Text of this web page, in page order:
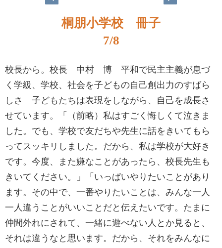
桐朋小学校 冊子
7/8
校長から。校長 中村 博 平和で民主主義が息づ
く学級、学校、社会を子どもの自己創出力のすばら
しさ 子どもたちは表現をしながら、自己を成長さ
せています。「（前略）私はすごく悔しくて泣きま
した。でも、学校で友だちや先生に話をきいてもら
ってスッキリしました。だから、私は学校が大好き
です。今度、また嫌なことがあったら、校長先生も
きいてください。」「いっぱいやりたいことがあり
ます。その中で、一番やりたいことは、みんな一人
一人違うことがいいことだと伝えたいです。たまに
仲間外れにされて、一緒に遊べない人とか見ると、
それは違うなと思います。だから、それをみんなに